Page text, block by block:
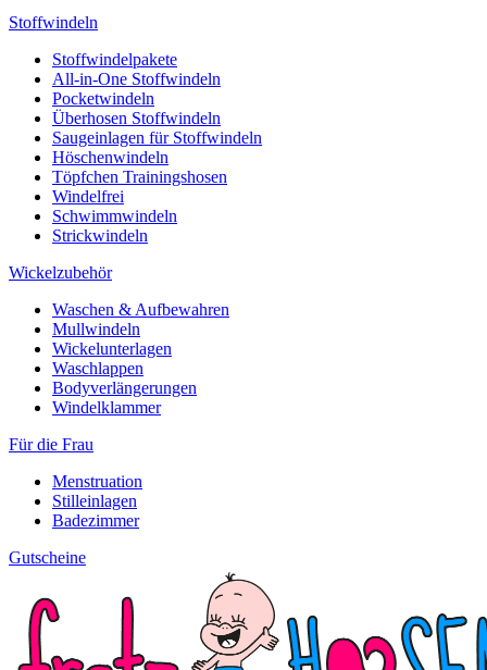
Stoffwindeln
Stoffwindelpakete
All-in-One Stoffwindeln
Pocketwindeln
Überhosen Stoffwindeln
Saugeinlagen für Stoffwindeln
Höschenwindeln
Töpfchen Trainingshosen
Windelfrei
Schwimmwindeln
Strickwindeln
Wickelzubehör
Waschen & Aufbewahren
Mullwindeln
Wickelunterlagen
Waschlappen
Bodyverlängerungen
Windelklammer
Für die Frau
Menstruation
Stilleinlagen
Badezimmer
Gutscheine